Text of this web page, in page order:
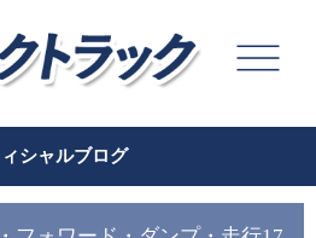
シャルブログ